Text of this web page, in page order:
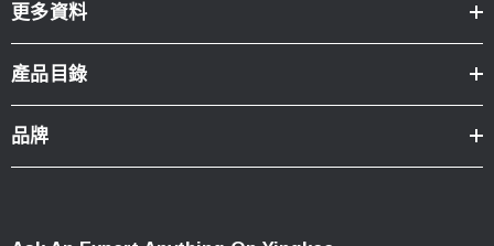
更多資料
產品目錄
品牌